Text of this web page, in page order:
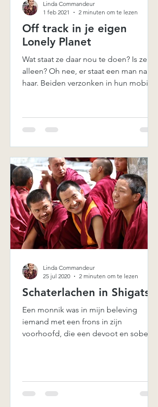
Off track in je eigen
Lonely Planet
Wat staat ze daar nou te doen? Is ze
alleen? Oh nee, er staat een man naast
haar. Beiden verzonken in hun mobiele
Linda Commandeur
1 feb 2021
2 minuten om te lezen
Schaterlachen in Shigatse
Een monnik was in mijn beleving
iemand met een frons in zijn
voorhoofd, die een devoot en sober
Linda Commandeur
25 jul 2020
2 minuten om te lezen